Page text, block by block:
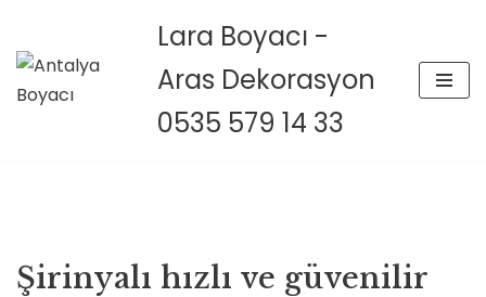
İçeriğe
geç
Lara Boyacı -
Aras Dekorasyon
0535 579 14 33
Şirinyalı hızlı ve güvenilir